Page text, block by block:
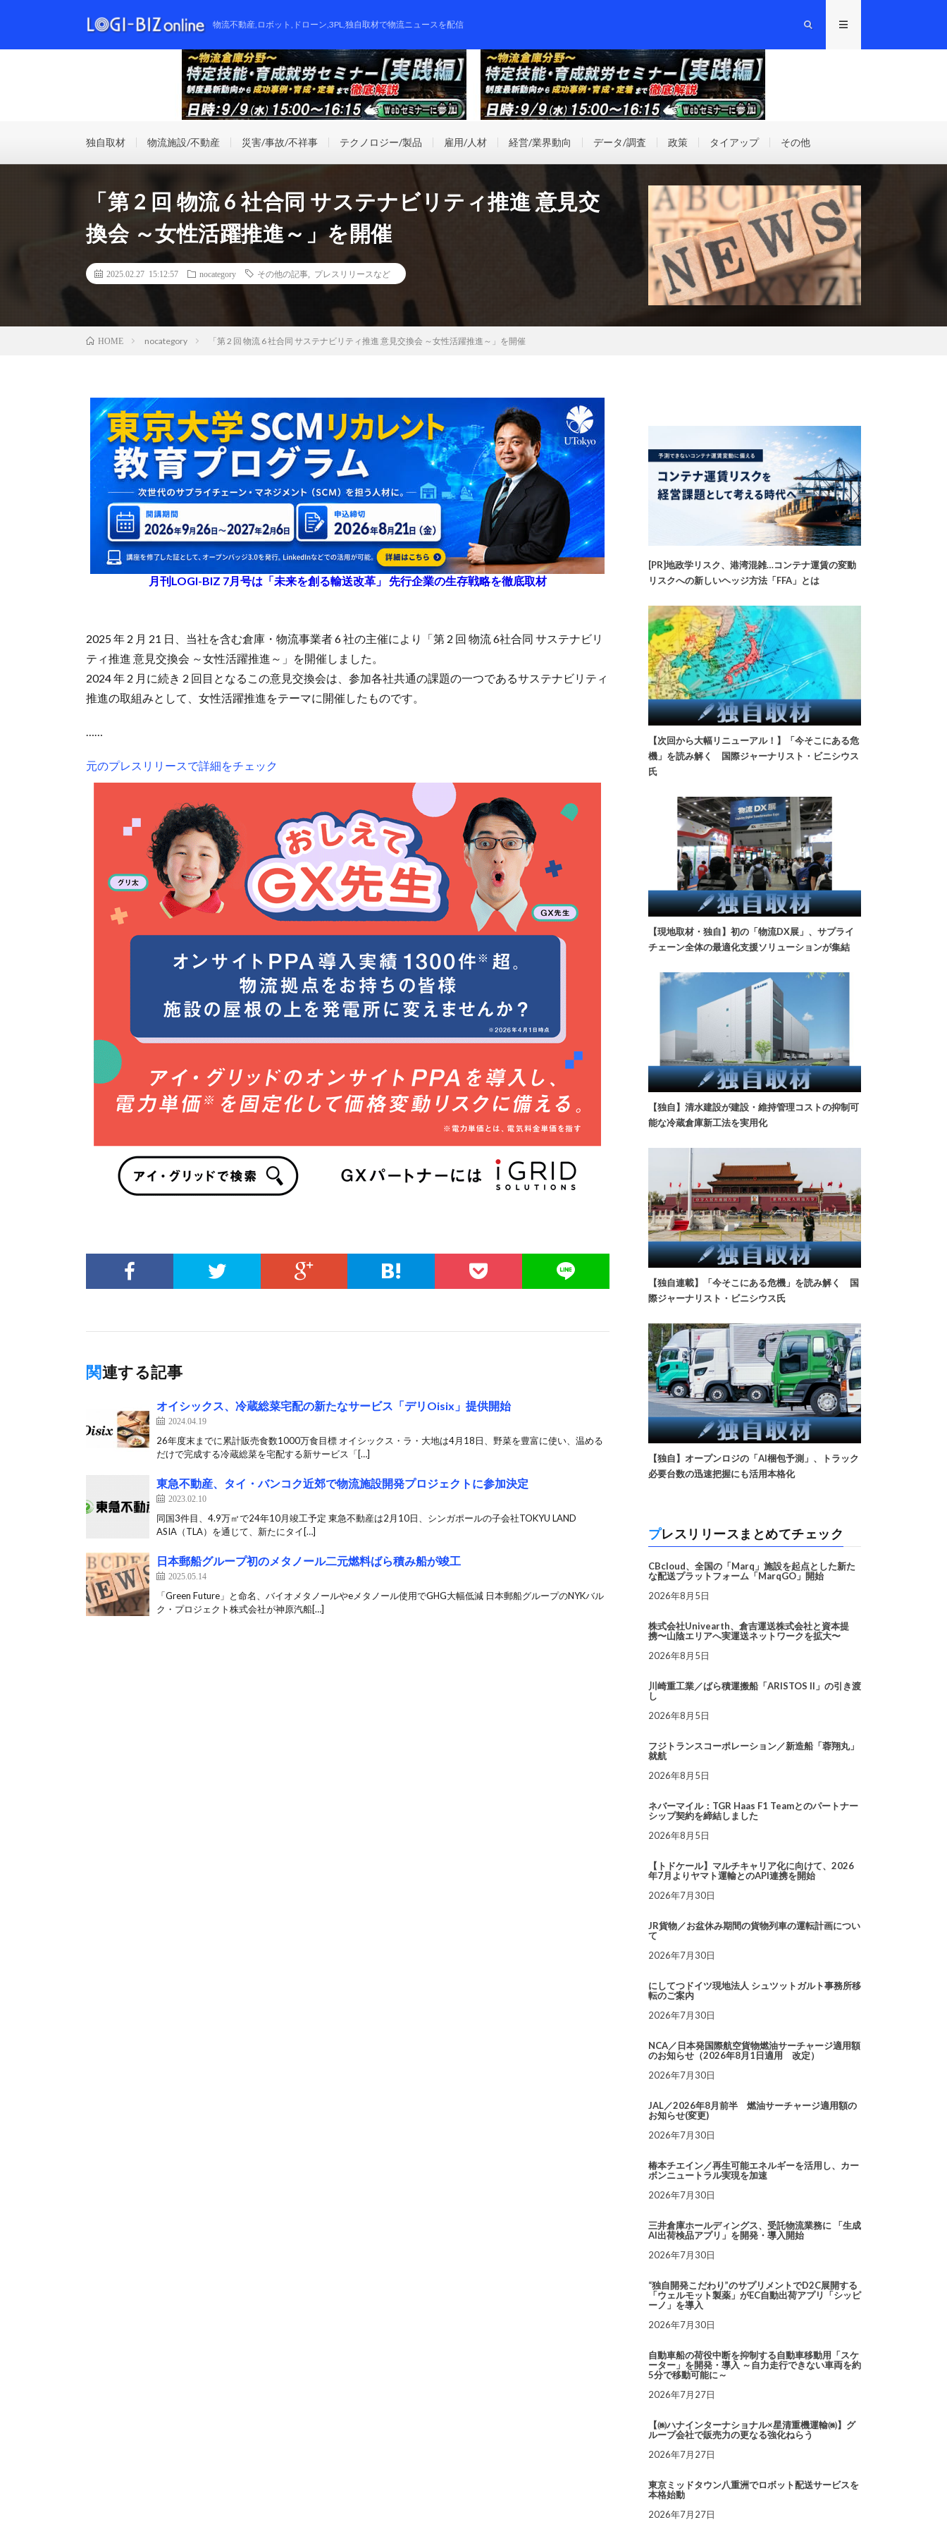
物流不動産,ロボット,ドローン,3PL,独自取材で物流ニュースを配信
独自取材 物流施設/不動産 災害/事故/不祥事 テクノロジー/製品 雇用/人材 経営/業界動向 データ/調査 政策 タイアップ その他
「第 2 回 物流 6 社合同 サステナビリティ推進 意見交
換会 ～女性活躍推進～」を開催
2025.02.27 15:12:57 nocategory その他の記事 プレスリリースなど
HOME nocategory 「第 2 回 物流 6 社合同 サステナビリティ推進 意見交換会 ～女性活躍推進～」を開催
月刊LOGI-BIZ 7月号は「未来を創る輸送改革」 先行企業の生存戦略を徹底取材
2025 年 2 月 21 日、当社を含む倉庫・物流事業者 6 社の主催により「第 2 回 物流 6社合同 サステナビリ
ティ推進 意見交換会 ～女性活躍推進～」を開催しました。
2024 年 2 月に続き 2 回目となるこの意見交換会は、参加各社共通の課題の一つであるサステナビリティ
推進の取組みとして、女性活躍推進をテーマに開催したものです。
……
元のプレスリリースで詳細をチェック
関連する記事
オイシックス、冷蔵総菜宅配の新たなサービス「デリOisix」提供開始
2024.04.19
26年度末までに累計販売食数1000万食目標 オイシックス・ラ・大地は4月18日、野菜を豊富に使い、温める
だけで完成する冷蔵総菜を宅配する新サービス「[…]
東急不動産、タイ・バンコク近郊で物流施設開発プロジェクトに参加決定
2023.02.10
同国3件目、4.9万㎡で24年10月竣工予定 東急不動産は2月10日、シンガポールの子会社TOKYU LAND
ASIA（TLA）を通じて、新たにタイ[…]
日本郵船グループ初のメタノール二元燃料ばら積み船が竣工
2025.05.14
「Green Future」と命名、バイオメタノールやeメタノール使用でGHG大幅低減 日本郵船グループのNYKバル
ク・プロジェクト株式会社が神原汽船[…]
[PR]地政学リスク、港湾混雑…コンテナ運賃の変動
リスクへの新しいヘッジ方法「FFA」とは
【次回から大幅リニューアル！】「今そこにある危
機」を読み解く 国際ジャーナリスト・ビニシウス
氏
【現地取材・独自】初の「物流DX展」、サプライ
チェーン全体の最適化支援ソリューションが集結
【独自】清水建設が建設・維持管理コストの抑制可
能な冷蔵倉庫新工法を実用化
【独自連載】「今そこにある危機」を読み解く 国
際ジャーナリスト・ビニシウス氏
【独自】オープンロジの「AI梱包予測」、トラック
必要台数の迅速把握にも活用本格化
プレスリリースまとめてチェック
CBcloud、全国の「Marq」施設を起点とした新た
な配送プラットフォーム「MarqGO」開始
2026年8月5日
株式会社Univearth、倉吉運送株式会社と資本提
携〜山陰エリアへ実運送ネットワークを拡大〜
2026年8月5日
川崎重工業／ばら積運搬船「ARISTOS II」の引き渡
し
2026年8月5日
フジトランスコーポレーション／新造船「蓉翔丸」
就航
2026年8月5日
ネバーマイル：TGR Haas F1 Teamとのパートナー
シップ契約を締結しました
2026年8月5日
【トドケール】マルチキャリア化に向けて、2026
年7月よりヤマト運輸とのAPI連携を開始
2026年7月30日
JR貨物／お盆休み期間の貨物列車の運転計画につい
て
2026年7月30日
にしてつドイツ現地法人 シュツットガルト事務所移
転のご案内
2026年7月30日
NCA／日本発国際航空貨物燃油サーチャージ適用額
のお知らせ（2026年8月1日適用 改定）
2026年7月30日
JAL／2026年8月前半 燃油サーチャージ適用額の
お知らせ(変更)
2026年7月30日
椿本チエイン／再生可能エネルギーを活用し、カー
ボンニュートラル実現を加速
2026年7月30日
三井倉庫ホールディングス、受託物流業務に 「生成
AI出荷検品アプリ」を開発・導入開始
2026年7月30日
“独自開発こだわり”のサプリメントでD2C展開する
「ウェルモット製薬」がEC自動出荷アプリ「シッピ
ーノ」を導入
2026年7月30日
自動車船の荷役中断を抑制する自動車移動用「スケ
ーター」を開発・導入 ～自力走行できない車両を約
5分で移動可能に～
2026年7月27日
【㈱ハナインターナショナル×星清重機運輸㈱】グ
ループ会社で販売力の更なる強化ねらう
2026年7月27日
東京ミッドタウン八重洲でロボット配送サービスを
本格始動
2026年7月27日